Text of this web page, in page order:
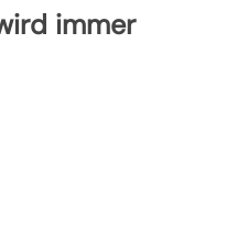
immer